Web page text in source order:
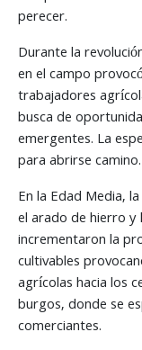
perecer.
Durante la
en el campo
trabajadores
busca de
emergentes. La
para abrirse camino.
En la Edad Media,
el arado de hierro y
incrementaron la
cultivables
agrícolas hacia los
burgos, donde se
comerciantes.